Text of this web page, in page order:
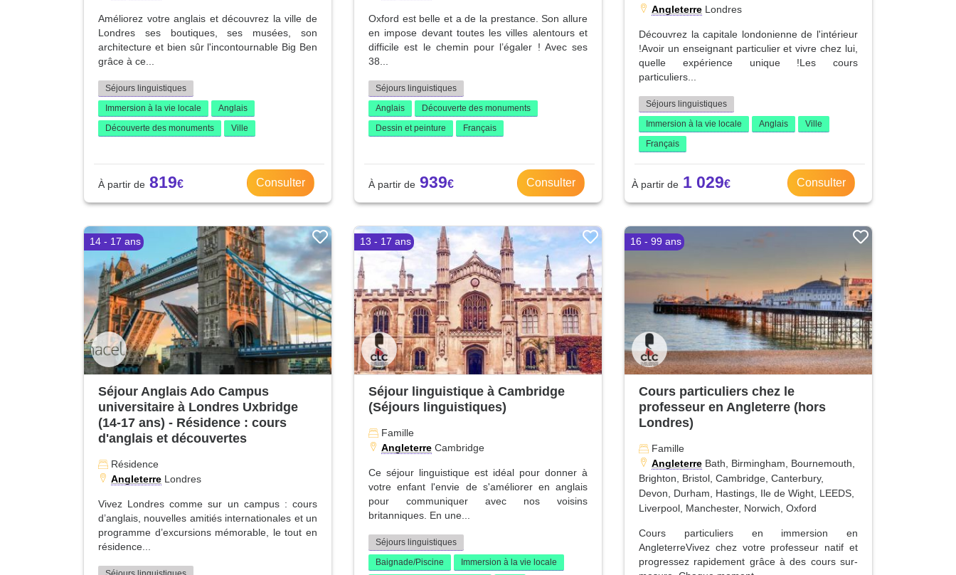
Améliorez votre anglais et découvrez la ville de
Londres ses boutiques, ses musées, son
architecture et bien sûr l'incontournable Big Ben
grâce à ce...
Séjours linguistiques
Immersion à la vie locale
Anglais
Découverte des monuments
Ville
819 Consulter
Oxford est belle et a de la prestance. Son allure
en impose devant toutes les villes alentours et
difficile est le chemin pour l’égaler ! Avec ses
38...
Séjours linguistiques
Anglais
Découverte des monuments
Dessin et peinture
Français
939 Consulter
Angleterre Londres
Découvrez la capitale londonienne de l'intérieur
!Avoir un enseignant particulier et vivre chez lui,
quelle expérience unique !Les cours
particuliers...
Séjours linguistiques
Immersion à la vie locale
Anglais
Ville
Français
1 029 Consulter
14 - 17 ans
Séjour Anglais Ado Campus
universitaire à Londres Uxbridge
(14-17 ans) - Résidence : cours
d'anglais et découvertes
Résidence
Angleterre Londres
Vivez Londres comme sur un campus : cours
d’anglais, nouvelles amitiés internationales et un
programme d’excursions mémorable, le tout en
résidence...
13 - 17 ans
Séjour linguistique à Cambridge
(Séjours linguistiques)
Famille
Angleterre Cambridge
Ce séjour linguistique est idéal pour donner à
votre enfant l'envie de s'améliorer en anglais
pour communiquer avec nos voisins
britanniques. En une...
Séjours linguistiques
Baignade/Piscine
Immersion à la vie locale
16 - 99 ans
Cours particuliers chez le
professeur en Angleterre (hors
Londres)
Famille
Angleterre Bath, Birmingham, Bournemouth,
Brighton, Bristol, Cambridge, Canterbury,
Devon, Durham, Hastings, Ile de Wight, LEEDS,
Liverpool, Manchester, Norwich, Oxford
Cours particuliers en immersion en
AngleterreVivez chez votre professeur natif et
progressez rapidement grâce à des cours sur-